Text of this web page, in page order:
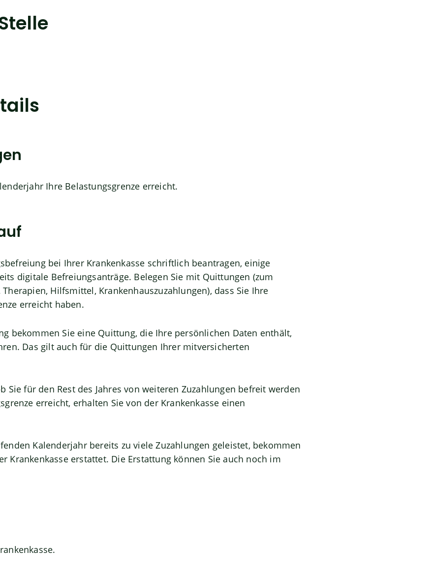
Ihre Belastungsgrenze erreicht.
bei Ihrer Krankenkasse schriftlich beantragen, einige
digitale Befreiungsanträge. Belegen Sie mit Quittungen (zum
Hilfsmittel, Krankenhauszuzahlungen), dass Sie Ihre
erreicht haben.
bekommen Sie eine Quittung, die Ihre persönlichen Daten enthält,
Das gilt auch für die Quittungen Ihrer mitversicherten
Sie für den Rest des Jahres von weiteren Zuzahlungen befreit werden
erreicht, erhalten Sie von der Krankenkasse einen
Kalenderjahr bereits zu viele Zuzahlungen geleistet, bekommen
Krankenkasse erstattet. Die Erstattung können Sie auch noch im